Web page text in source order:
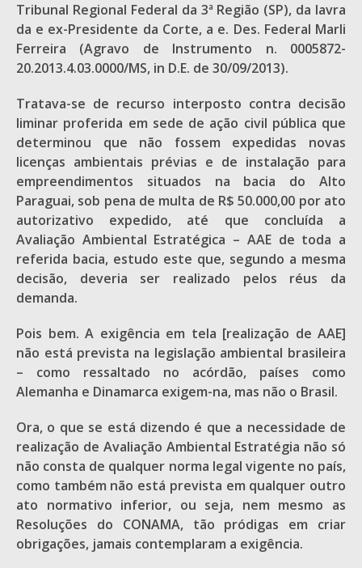
Tribunal Regional Federal da 3ª Região (SP), da lavra
da e ex-Presidente da Corte, a e. Des. Federal Marli
Ferreira (Agravo de Instrumento n. 0005872-
20.2013.4.03.0000/MS, in D.E. de 30/09/2013).
Tratava-se de recurso interposto contra decisão
liminar proferida em sede de ação civil pública que
determinou que não fossem expedidas novas
licenças ambientais prévias e de instalação para
empreendimentos situados na bacia do Alto
Paraguai, sob pena de multa de R$ 50.000,00 por ato
autorizativo expedido, até que concluída a
Avaliação Ambiental Estratégica – AAE de toda a
referida bacia, estudo este que, segundo a mesma
decisão, deveria ser realizado pelos réus da
demanda.
Pois bem. A exigência em tela [realização de AAE]
não está prevista na legislação ambiental brasileira
– como ressaltado no acórdão, países como
Alemanha e Dinamarca exigem-na, mas não o Brasil.
Ora, o que se está dizendo é que a necessidade de
realização de Avaliação Ambiental Estratégia não só
não consta de qualquer norma legal vigente no país,
como também não está prevista em qualquer outro
ato normativo inferior, ou seja, nem mesmo as
Resoluções do CONAMA, tão pródigas em criar
obrigações, jamais contemplaram a exigência.